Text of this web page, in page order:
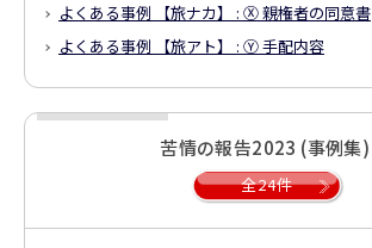
よくある事例 【旅ナカ】 : Ⓧ 親権者の同意書
よくある事例 【旅アト】 : Ⓨ 手配内容
苦情の報告2023 (事例集)
全24件